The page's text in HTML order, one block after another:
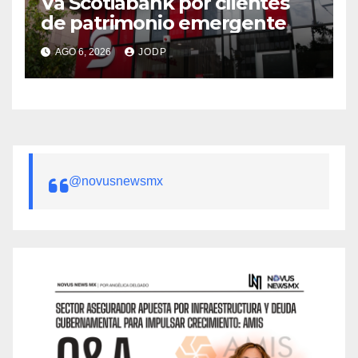
de patrimonio emergente
AGO 6, 2026 JODP
@novusnewsmx